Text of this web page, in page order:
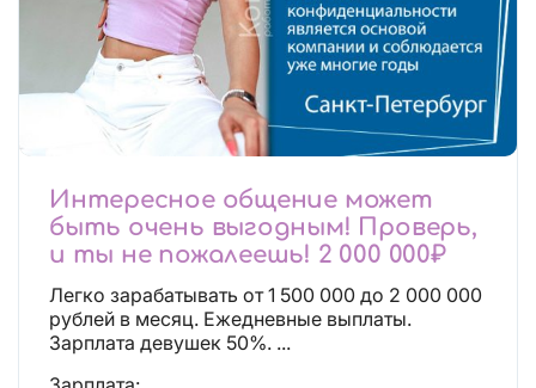
Интересное общение может
быть очень выгодным! Проверь,
и ты не пожалеешь! 2 000 000₽
Легко зарабатывать от 1 500 000 до 2 000 000
рублей в месяц. Ежедневные выплаты.
Зарплата девушек 50%. ...